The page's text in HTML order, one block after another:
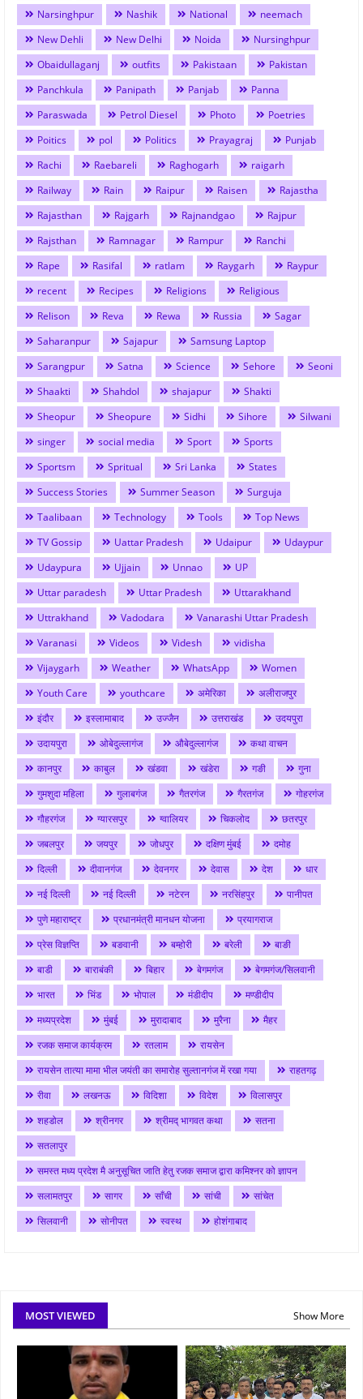
Narsinghpur
Nashik National
neemach
New Dehli
New Delhi Noida
Nursinghpur
Obaidullaganj
outfits Pakistaan
Pakistan
Panchkula
Panipath Panjab
Panna
Paraswada
Petrol Diesel Photo
Poetries
Poitics
pol Politics Prayagraj
Punjab
Rachi
Raebareli Raghogarh
raigarh
Railway
Rain Raipur Raisen
Rajastha
Rajasthan
Rajgarh Rajnandgao
Rajpur
Rajsthan
Ramnagar Rampur
Ranchi
Rape
Rasifal ratlam Raygarh
Raypur
recent
Recipes Religions
Religious
Relison
Reva Rewa Russia
Sagar
Saharanpur
Sajapur
Samsung Laptop
Sarangpur
Satna Science Sehore
Seoni
Shaakti
Shahdol shajapur
Shakti
Sheopur
Sheopure Sidhi Sihore
Silwani
singer
social media Sport
Sports
Sportsm
Spritual Sri Lanka
States
Success Stories
Summer Season
Surguja
Taalibaan
Technology Tools
Top News
TV Gossip
Uattar Pradesh Udaipur
Udaypur
Udaypura
Ujjain Unnao
UP
Uttar paradesh
Uttar Pradesh
Uttarakhand
Uttrakhand
Vadodara
Vanarashi Uttar Pradesh
Varanasi
Videos Videsh
vidisha
Vijaygarh
Weather WhatsApp
Women
Youth Care
youthcare अमेरिका
अलीराजपुर
इंदौर
इस्लामाबाद उज्जैन उत्तराखंड
उदयपुरा
उदायपुरा
ओबेदुल्लागंज औबेदुल्लागंज
कथा वाचन
कानपुर
काबुल खंडवा खंडेरा गङी
गुना
गुमशुदा महिला
गुलाबगंज गैतरगंज गैरतगंज
गोहरगंज
गौहरगंज
ग्यारसपुर ग्वालियर चिकलोद
छतरपुर
जबलपुर
जयपुर जोधपुर दक्षिण मुंबई
दमोह
दिल्ली
दीवानगंज देवनगर देवास देश
धार
नई दिल्ली
नई दिल्ली नटेरन नरसिंहपुर
पानीपत
पुणे महाराष्ट्र
प्रधानमंत्री मानधन योजना
प्रयागराज
प्रेस विज्ञप्ति
बङवानी बम्होरी बरेली
बाङी
बाडी
बाराबंकी बिहार बेगमगंज
बेगमगंज/सिलवानी
भारत
भिंड भोपाल मंडीदीप
मण्डीदीप
मध्यप्रदेश
मुंबई मुरादाबाद मुरैना
मैहर
रजक समाज कार्यक्रम
रतलाम
रायसेन
रायसेन तात्या मामा भील जयंती का समारोह सुल्तानगंज में रखा गया
राहतगढ़
रीवा
लखनऊ विदिशा विदेश
विलासपुर
शहडोल
श्रीनगर श्रीमद् भागवत कथा
सतना
सतलापुर
समस्त मध्य प्रदेश मै अनुसूचित जाति हेतु रजक समाज द्वारा कमिश्नर को ज्ञापन
सलामतपुर
सागर साँची सांची
सांचेत
सिलवानी
सोनीपत स्वस्थ होशंगाबाद
MOST VIEWED Show More